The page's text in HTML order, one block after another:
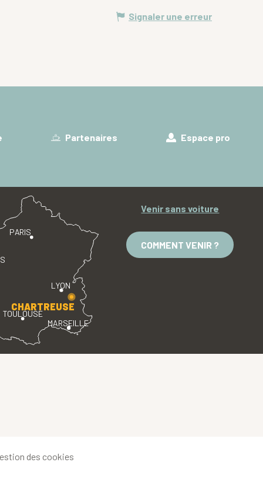
Signaler une erreur
Partenaires Espace pro
PARIS
LYON
TOULOUSE
MARSEILLE
CHARTREUSE
Venir sans voiture
COMMENT VENIR ?
des cookies